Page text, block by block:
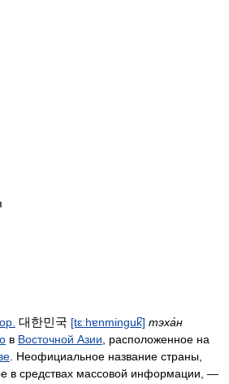
대한민국 [tɛːhɐnminɡuk̚] тэха́н
в Восточной Азии , расположенное на
. Неофициальное название страны,
в средствах массовой информации, —